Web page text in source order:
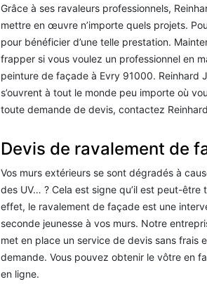
Grâce à ses ravaleurs professionnels,
mettre en œuvre n’importe quels projets.
pour bénéficier d’une telle prestation.
frapper si vous voulez un professionnel en
peinture de façade à Evry 91000. Reinhard
s’ouvrent à tout le monde peu importe où
toute demande de devis, contactez
Devis de ravalement de
Vos murs extérieurs se sont dégradés à
des UV… ? Cela est signe qu’il est peut-être
effet, le ravalement de façade est une
seconde jeunesse à vos murs. Notre
met en place un service de devis sans frais
demande. Vous pouvez obtenir le vôtre en
en ligne.